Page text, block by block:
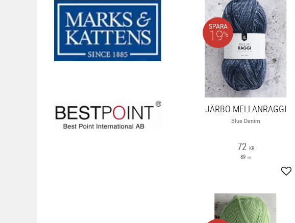
JÄRBO MELLANRAGGI
Blue Denim
72 KR
89 KR
SPARA
19%